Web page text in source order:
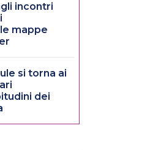
incontri
mappe
si torna ai
dei